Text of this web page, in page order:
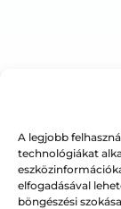
A legjobb
technológiákat
elfogadásával
böngészési